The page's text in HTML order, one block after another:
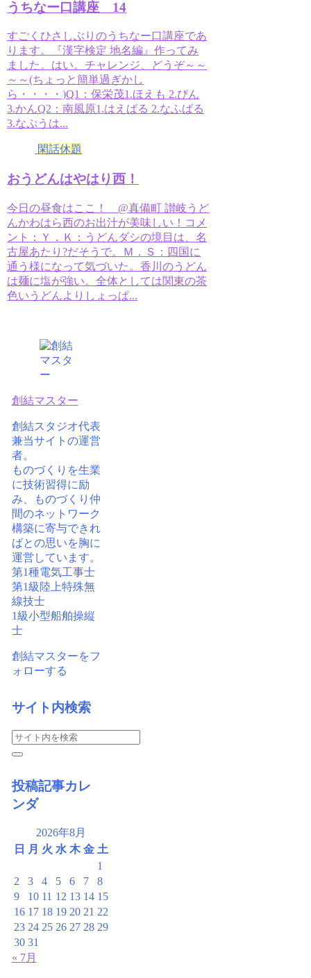
うちなー口講座 14
すごくひさしぶりのうちなー口講座であ
ります。『漢字検定 地名編』作ってみ
ました。はい。チャレンジ、どうぞ～～
～～(ちょっと簡単過ぎかし
ら・・・・)Q1：保栄茂1.ほえも 2.びん
3.かんQ2：南風原1.はえばる 2.なふばる
3.なぷうは...
閑話休題
おうどんはやはり西！
今日の昼食はここ！ @真備町 讃岐うど
んかわはら西のお出汁が美味しい！コメ
ント：Ｙ．Ｋ：うどんダシの境目は、名
古屋あたり?だそうで。Ｍ．Ｓ：四国に
通う様になって気づいた。香川のうどん
は麺に塩が強い。全体としては関東の茶
色いうどんよりしょっぱ...
創結マスター
創結スタジオ代表
兼当サイトの運営
者。
ものづくりを生業
に技術習得に励
み、ものづくり仲
間のネットワーク
構築に寄与できれ
ばとの思いを胸に
運営しています。
第1種電気工事士
第1級陸上特殊無
線技士
1級小型船舶操縦
士
創結マスターをフ
ォローする
サイト内検索
投稿記事カレ
ンダ
2026年8月
日
月 火 水 木 金 土
1
2
3 4 5 6 7
8
9
10 11 12 13 14 15
16 17 18 19 20 21 22
23 24 25 26 27 28 29
30 31
« 7月